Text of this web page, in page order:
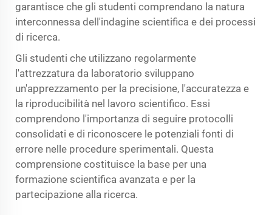
garantisce che gli studenti comprendano la natura
interconnessa dell'indagine scientifica e dei processi
di ricerca.
Gli studenti che utilizzano regolarmente
l'attrezzatura da laboratorio sviluppano
un'apprezzamento per la precisione, l'accuratezza e
la riproducibilità nel lavoro scientifico. Essi
comprendono l'importanza di seguire protocolli
consolidati e di riconoscere le potenziali fonti di
errore nelle procedure sperimentali. Questa
comprensione costituisce la base per una
formazione scientifica avanzata e per la
partecipazione alla ricerca.